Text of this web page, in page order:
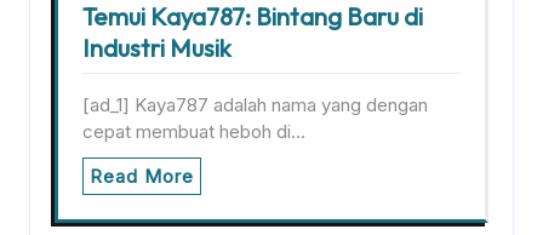
Temui Kaya787: Bintang Baru di
Industri Musik
[ad_1] Kaya787 adalah nama yang dengan
cepat membuat heboh di…
Read More